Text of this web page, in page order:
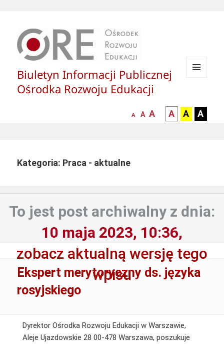
Biuletyn Informacji Publicznej
Ośrodka Rozwoju Edukacji
mniejsza
A
normalna
A
większa-
czcionka
A
kontrast
czarny
A
kontrast
czarny
A
żółty
A
Kategoria: Praca - aktualne
To jest post archiwalny z dnia:
10 maja 2023, 10:36,
zobacz aktualną wersję tego
wpisu
Ekspert merytoryczny ds. języka
rosyjskiego
Dyrektor Ośrodka Rozwoju Edukacji w Warszawie,
Aleje Ujazdowskie 28 00-478 Warszawa, poszukuje